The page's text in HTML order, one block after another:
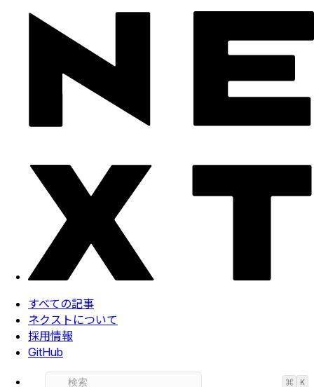
すべての記事
ネクストについて
採用情報
GitHub
⌘ K